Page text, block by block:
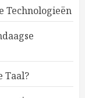
Technologieën
Taal?